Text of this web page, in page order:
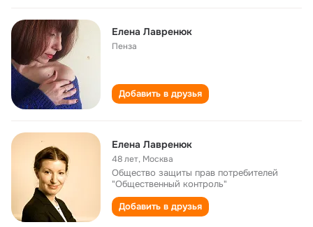
Елена Лавренюк
Пенза
Добавить в друзья
Елена Лавренюк
48 лет, Москва
Общество защиты прав потребителей
"Общественный контроль"
Добавить в друзья